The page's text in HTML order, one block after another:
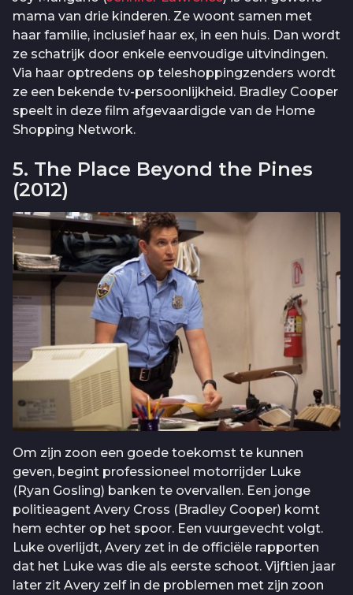
mama van drie kinderen. Ze woont samen met
haar familie, inclusief haar ex, in een huis. Dan wordt
ze schatrijk door enkele eenvoudige uitvindingen.
Via haar optredens op teleshoppingzenders wordt
ze een bekende tv-persoonlijkheid. Bradley Cooper
speelt in deze film afgevaardigde van de Home
Shopping Network.
5. The Place Beyond the Pines
(2012)
Om zijn zoon een goede toekomst te kunnen
geven, begint professioneel motorrijder Luke
(Ryan Gosling) banken te overvallen. Een jonge
politieagent Avery Cross (Bradley Cooper) komt
hem echter op het spoor. Een vuurgevecht volgt.
Luke overlijdt, Avery zet in de officiële rapporten
dat het Luke was die als eerste schoot. Vijftien jaar
later zit Avery zelf in de problemen met zijn zoon